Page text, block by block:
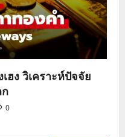
ฮง วิเคราะห์ปัจจัย
0